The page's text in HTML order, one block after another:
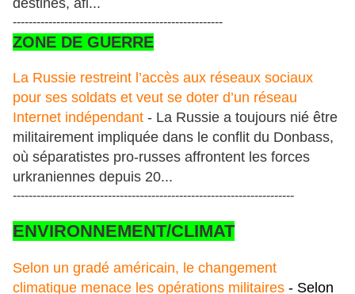
destinés, afi...
-----------------------------------------------------
ZONE DE GUERRE
La Russie restreint l’accès aux réseaux sociaux
pour ses soldats et veut se doter d’un réseau
Internet indépendant - La Russie a toujours nié être
militairement impliquée dans le conflit du Donbass,
où séparatistes pro-russes affrontent les forces
urkraniennes depuis 20...
-----------------------------------------------------------------------
ENVIRONNEMENT/CLIMAT
Selon un gradé américain, le changement
climatique menace les opérations militaires - Selon